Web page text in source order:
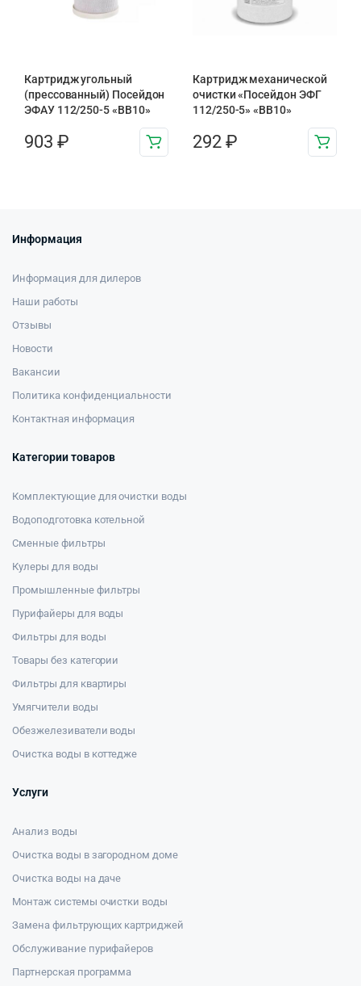
Картридж угольный
(прессованный) Посейдон
ЭФАУ 112/250-5 «BB10»
903 ₽
Картридж механической
очистки «Посейдон ЭФГ
112/250-5» «ВВ10»
292 ₽
Информация
Информация для дилеров
Наши работы
Отзывы
Новости
Вакансии
Политика конфиденциальности
Контактная информация
Категории товаров
Комплектующие для очистки воды
Водоподготовка котельной
Сменные фильтры
Кулеры для воды
Промышленные фильтры
Пурифайеры для воды
Фильтры для воды
Товары без категории
Фильтры для квартиры
Умягчители воды
Обезжелезиватели воды
Очистка воды в коттедже
Услуги
Анализ воды
Очистка воды в загородном доме
Очистка воды на даче
Монтаж системы очистки воды
Замена фильтрующих картриджей
Обслуживание пурифайеров
Партнерская программа